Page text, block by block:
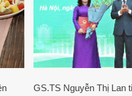
GS.TS Nguyễn Thị Lan